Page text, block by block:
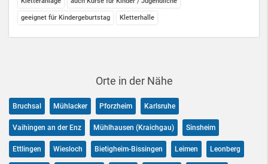
geeignet für Kindergeburtstag Kletterhalle
Orte in der Nähe
Bruchsal Mühlacker Pforzheim Karlsruhe
Vaihingen an der Enz Mühlhausen (Kraichgau) Sinsheim
Ettlingen Wiesloch Bietigheim-Bissingen Leimen Leonberg